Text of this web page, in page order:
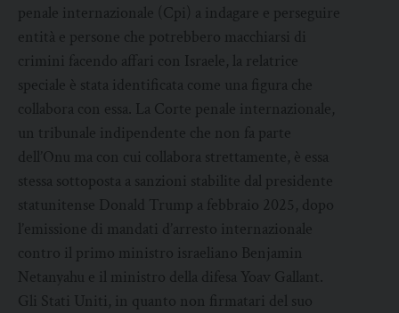
penale internazionale (Cpi) a indagare e perseguire
entità e persone che potrebbero macchiarsi di
crimini facendo affari con Israele, la relatrice
speciale è stata identificata come una figura che
collabora con essa. La Corte penale internazionale,
un tribunale indipendente che non fa parte
dell’Onu ma con cui collabora strettamente, è essa
stessa sottoposta a sanzioni stabilite dal presidente
statunitense Donald Trump a febbraio 2025, dopo
l’emissione di mandati d’arresto internazionale
contro il primo ministro israeliano Benjamin
Netanyahu e il ministro della difesa Yoav Gallant.
Gli Stati Uniti, in quanto non firmatari del suo